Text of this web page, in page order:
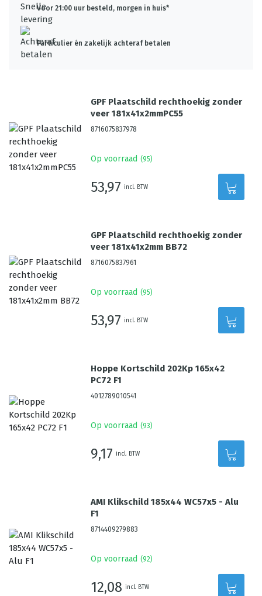
Voor 21:00 uur besteld, morgen in huis*
Particulier én zakelijk achteraf betalen
GPF Plaatschild rechthoekig zonder
veer 181x41x2mmPC55
8716075837978
Op voorraad (95)
53,97 incl. BTW
GPF Plaatschild rechthoekig zonder
veer 181x41x2mm BB72
8716075837961
Op voorraad (95)
53,97 incl. BTW
Hoppe Kortschild 202Kp 165x42
PC72 F1
4012789010541
Op voorraad (93)
9,17 incl. BTW
AMI Klikschild 185x44 WC57x5 - Alu
F1
8714409279883
Op voorraad (92)
12,08 incl. BTW